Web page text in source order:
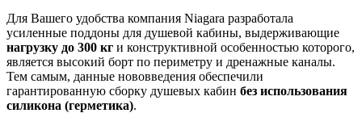
Для Вашего удобства компания Niagara разработала
усиленные поддоны для душевой кабины, выдерживающие
нагрузку до 300 кг и конструктивной особенностью которого,
является высокий борт по периметру и дренажные каналы.
Тем самым, данные нововведения обеспечили
гарантированную сборку душевых кабин без использования
силикона (герметика).